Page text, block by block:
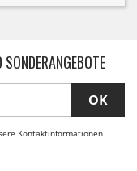
Kontaktinformationen